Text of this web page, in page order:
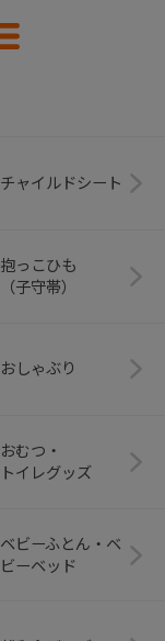
チャイルドシート
抱っこひも
（子守帯）
おしゃぶり
おむつ・
トイレグッズ
ベビーふとん・ベ
ビーベッド